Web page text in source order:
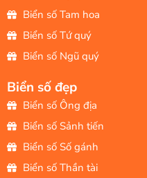
Biển số Tam hoa
Biển số Tứ quý
Biển số Ngũ quý
Biển số đẹp
Biển số Ông địa
Biển số Sảnh tiến
Biển số Số gánh
Biển số Thần tài